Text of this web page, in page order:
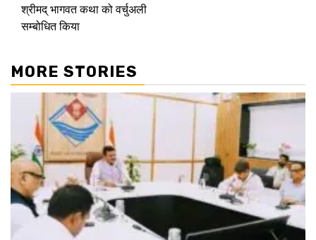
श्रीमद् भागवत कथा को वर्चुअली
सम्बोधित किया
MORE STORIES